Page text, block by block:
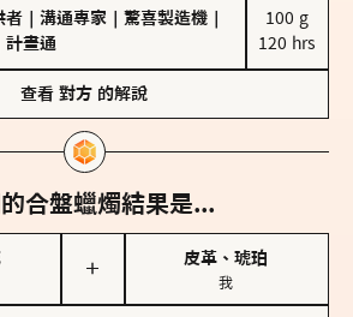
者 溝通專家 驚喜製造機
計畫通
100 g
120 hrs
查看 對方 的解說
合盤蠟燭結果是...
＋
皮革、琥珀
我